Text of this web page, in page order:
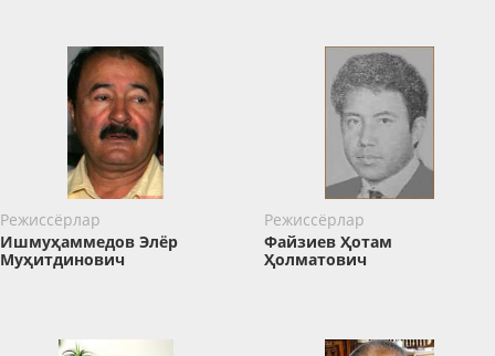
Режиссёрлар
Ишмуҳаммедов Элёр
Муҳитдинович
Режиссёрлар
Файзиев Ҳотам
Ҳолматович